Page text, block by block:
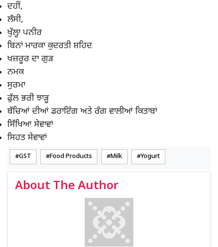
ਦਹੀਂ,
ਲੱਸੀ,
ਖੁੱਲ੍ਹਾ ਪਨੀਰ
ਬਿਨਾਂ ਮਾਰਕਾ ਕੁਦਰਤੀ ਸ਼ਹਿਦ
ਖਜ਼ਰੂਰ ਦਾ ਗੁੜ
ਨਮਕ
ਸੁਰਮਾ
ਫੁੱਲ ਭਰੀ ਝਾੜੂ
ਬੱਚਿਆਂ ਦੀਆਂ ਡਰਾਇੰਗ ਅਤੇ ਰੰਗ ਵਾਲੀਆਂ ਕਿਤਾਬਾਂ
ਸਿੱਖਿਆ ਸੇਵਾਵਾਂ
ਸਿਹਤ ਸੇਵਾਵਾਂ
GST Food Products Milk Yogurt
About The Author